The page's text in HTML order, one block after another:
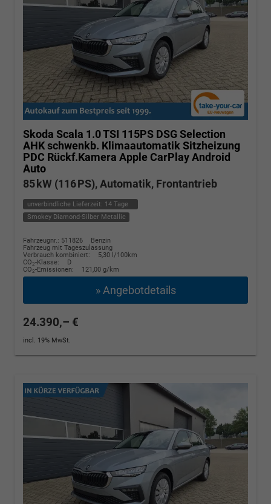
Skoda Scala 1.0 TSI 115PS DSG Selection
AHK schwenkb. Klimaautomatik Sitzheizung
PDC Rückf.Kamera Apple CarPlay Android
Auto
85 kW (116 PS), Automatik, Frontantrieb
unverbindliche Lieferzeit: 14 Tage
Smokey Diamond-Silber Metallic
Fahrzeugnr.: 511826
Benzin
Fahrzeug mit Tageszulassung
Verbrauch kombiniert:
5,30 l/100km
CO2-Klasse:
D
CO2-Emissionen: 121,00 g/km
» Angebotdetails
24.390,– €
incl. 19% MwSt.